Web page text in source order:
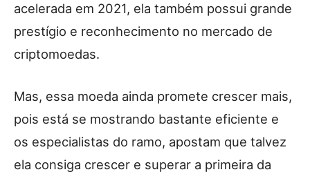
acelerada em 2021, ela também possui grande
prestígio e reconhecimento no mercado de
criptomoedas.
Mas, essa moeda ainda promete crescer mais,
pois está se mostrando bastante eficiente e
os especialistas do ramo, apostam que talvez
ela consiga crescer e superar a primeira da